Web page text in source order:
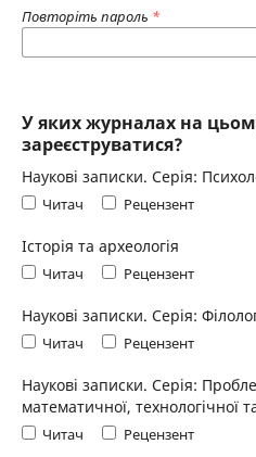
Повторіть пароль *
У яких журналах на
зареєструватися?
Наукові записки. Серія:
Читач Рецензент
Історія та археологія
Читач Рецензент
Наукові записки. Серія:
Читач Рецензент
Наукові записки. Серія:
математичної, технологічної
Читач Рецензент